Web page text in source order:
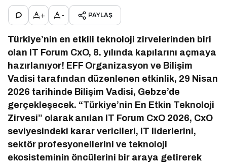
+ - PAYLAŞ
Türkiye’nin en etkili teknoloji zirvelerinden biri
olan IT Forum CxO, 8. yılında kapılarını açmaya
hazırlanıyor! EFF Organizasyon ve Bilişim
Vadisi tarafından düzenlenen etkinlik, 29 Nisan
2026 tarihinde Bilişim Vadisi, Gebze’de
gerçekleşecek. “Türkiye’nin En Etkin Teknoloji
Zirvesi” olarak anılan IT Forum CxO 2026, CxO
seviyesindeki karar vericileri, IT liderlerini,
sektör profesyonellerini ve teknoloji
ekosisteminin öncülerini bir araya getirerek